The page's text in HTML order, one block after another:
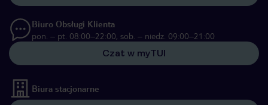
Biuro Obsługi Klienta
pon. – pt. 08:00–22:00, sob. – niedz. 09:00–21:00
Czat w myTUI
Biura stacjonarne